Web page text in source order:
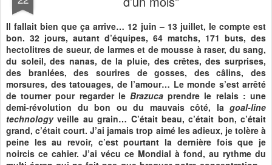
Il fallait bien que ça arrive… 12 juin – 13 juillet, le compte est
bon. 32 jours, autant d’équipes, 64 matchs, 171 buts, des
hectolitres de sueur, de larmes et de mousse à raser, du sang,
du soleil, des nanas, de la pluie, des crêtes, des surprises,
des branlées, des sourires de gosses, des câlins, des
morsures, des tatouages, de l’amour… Le monde s’est arrêté
de tourner pour regarder le Brazuca prendre le relais : une
demi-révolution du bon ou du mauvais côté, la goal-line
technologyveille au grain… C’était beau, c’était bon, c’était
grand, c’était court. J’ai jamais trop aimé les adieux, je tolère à
peine les au revoir, c’est pourtant la dernière fois que je
noircis ce cahier. J’ai vécu ce Mondial à fond, au rythme du